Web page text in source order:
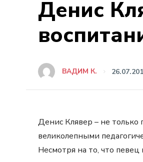
Денис
ВАДИМ К.
Денис Клявер – не только
великолепными
Несмотря на то, что